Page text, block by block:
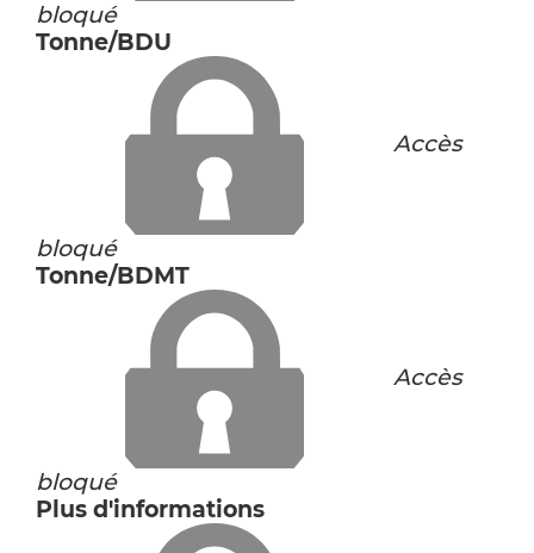
bloqué
Tonne/BDU
Accès
bloqué
Tonne/BDMT
Accès
bloqué
Plus d'informations